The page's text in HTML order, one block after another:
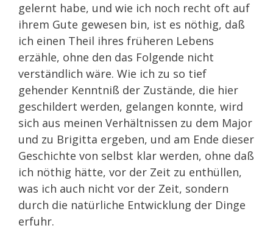
gelernt habe, und wie ich noch recht oft auf
ihrem Gute gewesen bin, ist es nöthig, daß
ich einen Theil ihres früheren Lebens
erzähle, ohne den das Folgende nicht
verständlich wäre. Wie ich zu so tief
gehender Kenntniß der Zustände, die hier
geschildert werden, gelangen konnte, wird
sich aus meinen Verhältnissen zu dem Major
und zu Brigitta ergeben, und am Ende dieser
Geschichte von selbst klar werden, ohne daß
ich nöthig hätte, vor der Zeit zu enthüllen,
was ich auch nicht vor der Zeit, sondern
durch die natürliche Entwicklung der Dinge
erfuhr.